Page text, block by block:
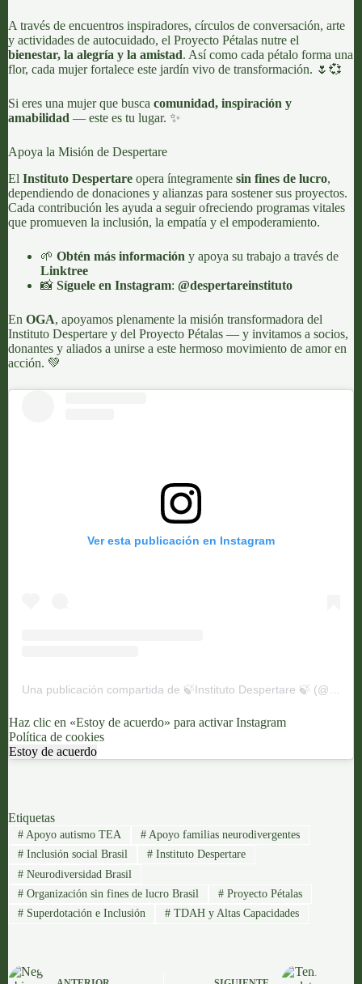
A través de encuentros inspiradores, círculos de conversación, arte
y actividades de autocuidado, el Proyecto Pétalas nutre el
bienestar, la alegría y la amistad. Así como cada pétalo forma una
flor, cada mujer fortalece este jardín vivo de transformación. 🌷💞
Si eres una mujer que busca comunidad, inspiración y
amabilidad — este es tu lugar. ✨
Apoya la Misión de Despertare
El Instituto Despertare opera íntegramente sin fines de lucro,
dependiendo de donaciones y alianzas para sostener sus proyectos.
Cada contribución les ayuda a seguir ofreciendo programas vitales
que promueven la inclusión, la empatía y el empoderamiento.
🌱 Obtén más información y apoya su trabajo a través de
Linktree
📸 Síguele en Instagram: @despertareinstituto
En OGA, apoyamos plenamente la misión transformadora del
Instituto Despertare y del Proyecto Pétalas — y invitamos a socios,
donantes y aliados a unirse a este hermoso movimiento de amor en
acción. 💚
Ver esta publicación en Instagram
Haz clic en «Estoy de acuerdo» para activar Instagram
Política de cookies
Estoy de acuerdo
Etiquetas
#Apoyo autismo TEA #Apoyo familias neurodivergentes
#Inclusión social Brasil #Instituto Despertare
#Neurodiversidad Brasil
#Organización sin fines de lucro Brasil #Proyecto Pétalas
#Superdotación e Inclusión #TDAH y Altas Capacidades